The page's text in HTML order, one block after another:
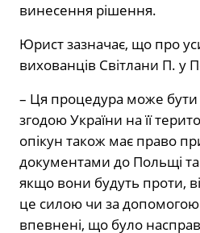
винесення рішення.
Юрист зазначає, що про
вихованців Світлани П. у
– Ця процедура може
згодою України на її
опікун також має право
документами до Польщі та
якщо вони будуть проти,
це силою чи за допомогою
впевнені, що було